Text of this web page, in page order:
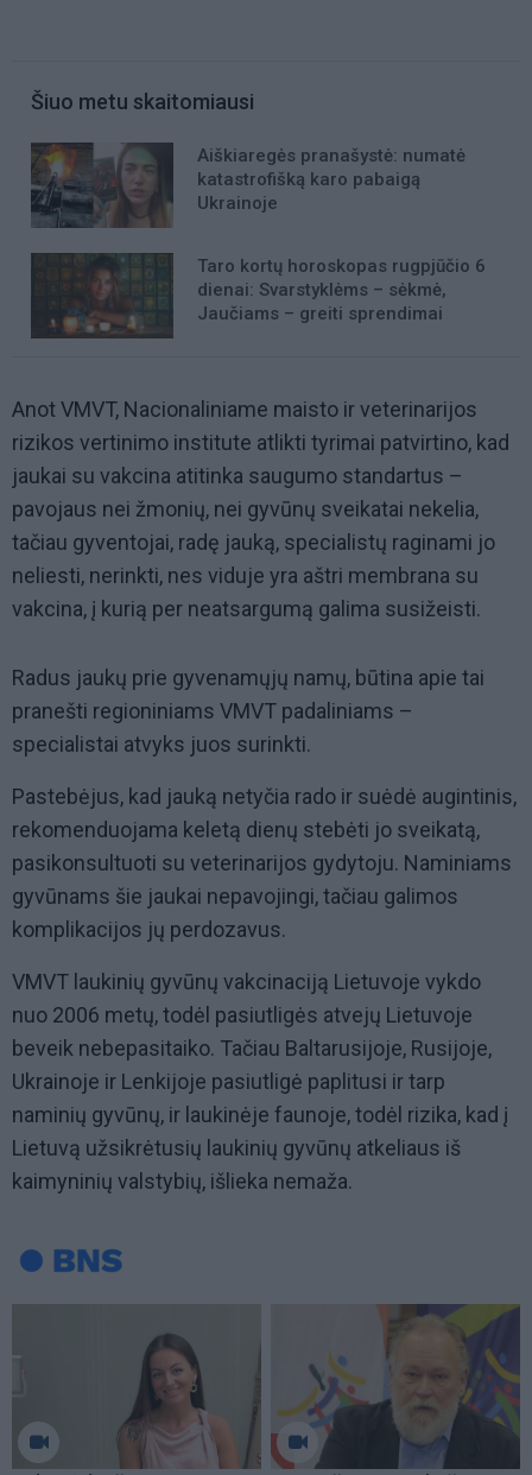
Šiuo metu skaitomiausi
Aiškiaregės pranašystė: numatė
katastrofišką karo pabaigą
Ukrainoje
Taro kortų horoskopas rugpjūčio 6
dienai: Svarstyklėms – sėkmė,
Jaučiams – greiti sprendimai
Anot VMVT, Nacionaliniame maisto ir veterinarijos
rizikos vertinimo institute atlikti tyrimai patvirtino, kad
jaukai su vakcina atitinka saugumo standartus –
pavojaus nei žmonių, nei gyvūnų sveikatai nekelia,
tačiau gyventojai, radę jauką, specialistų raginami jo
neliesti, nerinkti, nes viduje yra aštri membrana su
vakcina, į kurią per neatsargumą galima susižeisti.
Radus jaukų prie gyvenamųjų namų, būtina apie tai
pranešti regioniniams VMVT padaliniams –
specialistai atvyks juos surinkti.
Pastebėjus, kad jauką netyčia rado ir suėdė augintinis,
rekomenduojama keletą dienų stebėti jo sveikatą,
pasikonsultuoti su veterinarijos gydytoju. Naminiams
gyvūnams šie jaukai nepavojingi, tačiau galimos
komplikacijos jų perdozavus.
VMVT laukinių gyvūnų vakcinaciją Lietuvoje vykdo
nuo 2006 metų, todėl pasiutligės atvejų Lietuvoje
beveik nebepasitaiko. Tačiau Baltarusijoje, Rusijoje,
Ukrainoje ir Lenkijoje pasiutligė paplitusi ir tarp
naminių gyvūnų, ir laukinėje faunoje, todėl rizika, kad į
Lietuvą užsikrėtusių laukinių gyvūnų atkeliaus iš
kaimyninių valstybių, išlieka nemaža.